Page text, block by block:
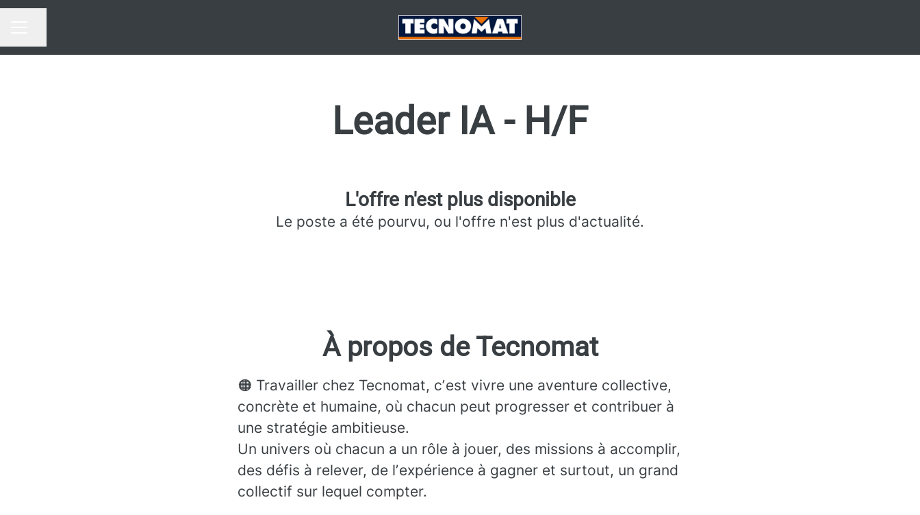
Leader IA - H/F
L'offre n'est plus disponible
Le poste a été pourvu, ou l'offre n'est plus d'actualité.
À propos de Tecnomat
🟠 Travailler chez Tecnomat, cʼest vivre une aventure collective,
concrète et humaine, où chacun peut progresser et contribuer à
une stratégie ambitieuse.
Un univers où chacun a un rôle à jouer, des missions à accomplir,
des défis à relever, de lʼexpérience à gagner et surtout, un grand
collectif sur lequel compter.